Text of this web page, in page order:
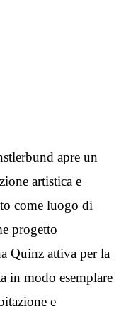
apre un
artistica e
come luogo di
progetto
Quinz attiva per la
in modo esemplare
e